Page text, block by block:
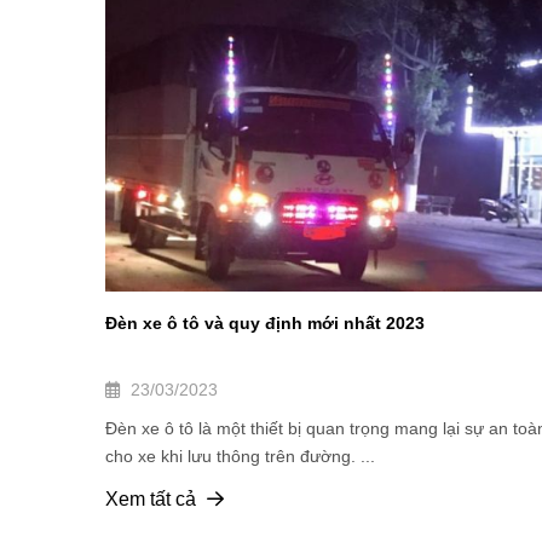
Đèn xe ô tô và quy định mới nhất 2023
23/03/2023
Đèn xe ô tô là một thiết bị quan trọng mang lại sự an
cho xe khi lưu thông trên đường. ...
Xem tất cả